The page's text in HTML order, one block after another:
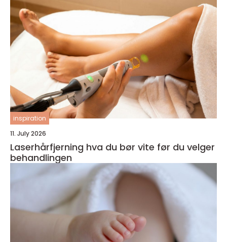
inspiration
11. July 2026
Laserhårfjerning hva du bør vite før du velger
behandlingen